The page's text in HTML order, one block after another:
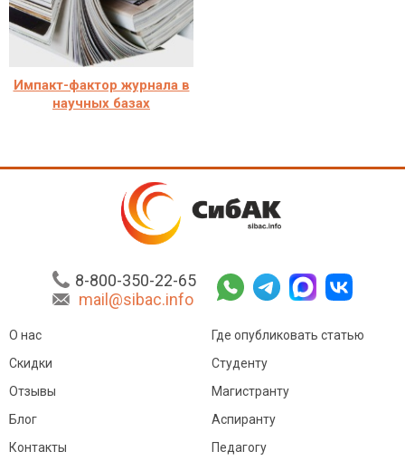
Импакт-фактор журнала в
научных базах
8-800-350-22-65
mail@sibac.info
О нас
Скидки
Отзывы
Блог
Контакты
Где опубликовать статью
Студенту
Магистранту
Аспиранту
Педагогу